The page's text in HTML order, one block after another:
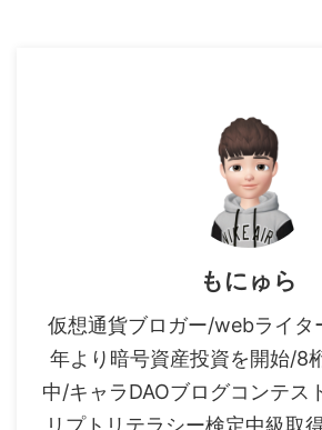
もにゅら
仮想通貨ブロガー/webライタ
年より暗号資産投資を開始/8
中/キャラDAOブログコンテス
リプトリテラシー検定中級取